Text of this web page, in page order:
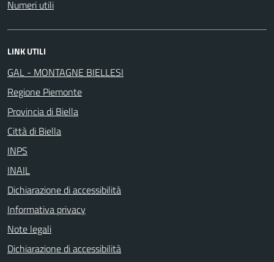
Numeri utili
LINK UTILI
GAL - MONTAGNE BIELLESI
Regione Piemonte
Provincia di Biella
Città di Biella
INPS
INAIL
Dichiarazione di accessibilità
Informativa privacy
Note legali
Dichiarazione di accessibilità